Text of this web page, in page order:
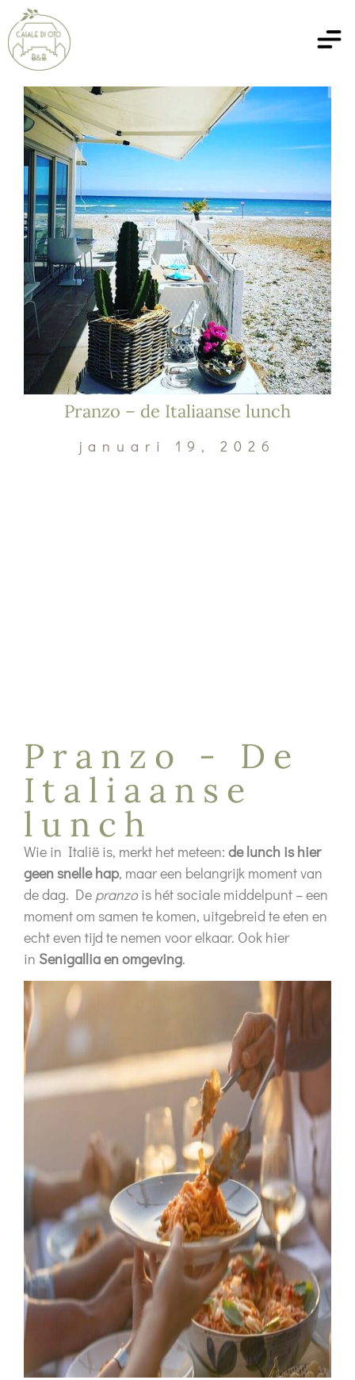
Pranzo – de Italiaanse lunch
januari 19, 2026
Pranzo - De
Italiaanse
lunch
Wie in Italië is, merkt het meteen: de lunch is hier
geen snelle hap, maar een belangrijk moment van
de dag. De pranzo is hét sociale middelpunt – een
moment om samen te komen, uitgebreid te eten en
echt even tijd te nemen voor elkaar. Ook hier
in Senigallia en omgeving.